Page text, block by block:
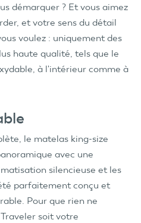
démarquer ? Et vous aimez
et votre sens du détail
voulez : uniquement des
haute qualité, tels que le
à l'intérieur comme à
le matelas king-size
avec une
silencieuse et les
parfaitement conçu et
Pour que rien ne
soit votre